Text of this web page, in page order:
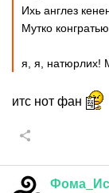
Ихь англез
Мутко
я, я, натюрлих!
итс нот фан
Фома